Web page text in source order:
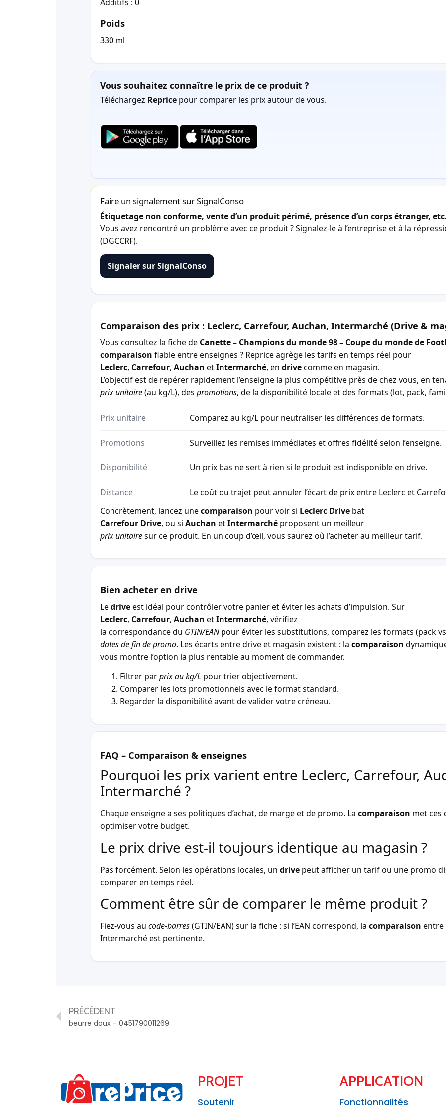
Additifs : 0
Poids
330 ml
Vous souhaitez connaître le prix de ce produit ?
Téléchargez Reprice pour comparer les prix autour de vous.
Faire un signalement sur SignalConso
Étiquetage non conforme, vente d’un produit périmé, présence d’un corps étranger,
Vous avez rencontré un problème avec ce produit ? Signalez-le à l’entreprise et à la
(DGCCRF).
Signaler sur SignalConso
Comparaison des prix : Leclerc, Carrefour, Auchan, Intermarché (Drive &
Vous consultez la fiche de Canette – Champions du monde 98 – Coupe du monde de
comparaison fiable entre enseignes ? Reprice agrège les tarifs en temps réel pour
Leclerc, Carrefour, Auchan etIntermarché, en drivecomme en magasin.
L’objectif est de repérer rapidement l’enseigne la plus compétitive près de chez vous, en
prix unitaire(au kg/L), des promotions, de la disponibilité locale et des formats (lot, pack,
Prix unitaire Comparez au kg/L pour neutraliser les différences de formats.
Promotions Surveillez les remises immédiates et offres fidélité selon l’enseigne.
Disponibilité Un prix bas ne sert à rien si le produit est indisponible en drive.
Distance
Le coût du trajet peut annuler l’écart de prix entre Leclerc et
Concrètement, lancez unecomparaison pour voir si Leclerc Drive bat
Carrefour Drive, ou si Auchan etIntermarché proposent un meilleur
prix unitairesur ce produit. En un coup d’œil, vous saurez où l’acheter au meilleur tarif.
Bien acheter en drive
Ledriveest idéal pour contrôler votre panier et éviter les achats d’impulsion. Sur
Leclerc, Carrefour, Auchan etIntermarché, vérifiez
la correspondance du GTIN/EANpour éviter les substitutions, comparez les formats (pack
dates de fin de promo. Les écarts entre drive et magasin existent : la comparaison
vous montre l’option la plus rentable au moment de commander.
Filtrer parprix au kg/L pour trier objectivement.
Comparer les lots promotionnels avec le format standard.
Regarder la disponibilité avant de valider votre créneau.
FAQ – Comparaison & enseignes
Pourquoi les prix varient entre Leclerc, Carrefour,
Intermarché ?
Chaque enseigne a ses politiques d’achat, de marge et de promo. La comparaison met ces
optimiser votre budget.
Le prix drive est-il toujours identique au magasin ?
Pas forcément. Selon les opérations locales, un drive peut afficher un tarif ou une promo
comparer en temps réel.
Comment être sûr de comparer le même produit ?
Fiez-vous au code-barres(GTIN/EAN) sur la fiche : si l’EAN correspond, la comparaison entre
Intermarché est pertinente.
PRÉCÉDENT
beurre doux – 0451790011269
PROJET
Soutenir
APPLICATION
Fonctionnalités